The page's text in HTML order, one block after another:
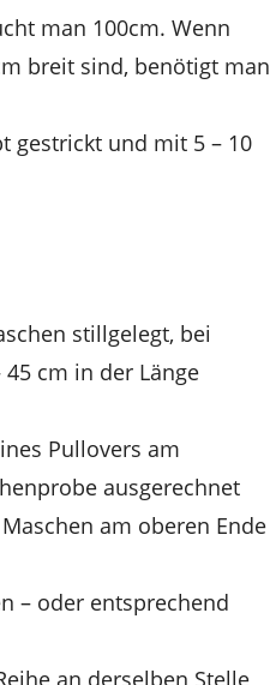
man 100cm. Wenn
breit sind, benötigt man
gestrickt und mit 5 – 10
stillgelegt, bei
cm in der Länge
Pullovers am
ausgerechnet
am oberen Ende
– oder entsprechend
an derselben Stelle